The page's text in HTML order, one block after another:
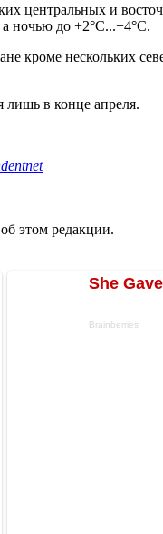
центральных и
ночью до +2°C...+4°C.
кроме нескольких
лишь в конце апреля.
этом редакции.